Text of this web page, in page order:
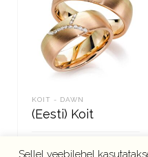
KOIT - DAWN
(Eesti) Koit
Sellel veebilehel